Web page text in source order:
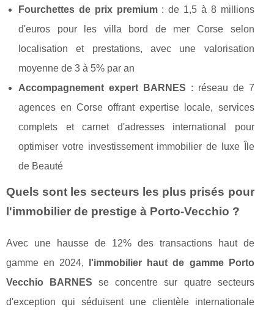
Fourchettes de prix premium: de 1,5 à 8 millions
d'euros pour les villa bord de mer Corse selon
localisation et prestations, avec une valorisation
moyenne de 3 à 5% par an
Accompagnement expert BARNES : réseau de 7
agences en Corse offrant expertise locale, services
complets et carnet d'adresses international pour
optimiser votre investissement immobilier de luxe Île
de Beauté
Quels sont les secteurs les plus prisés pour
l'immobilier de prestige à Porto-Vecchio ?
Avec une hausse de 12% des transactions haut de
gamme en 2024,
l'immobilier haut de gamme Porto
Vecchio BARNES se concentre sur quatre secteurs
d'exception qui séduisent une clientèle internationale